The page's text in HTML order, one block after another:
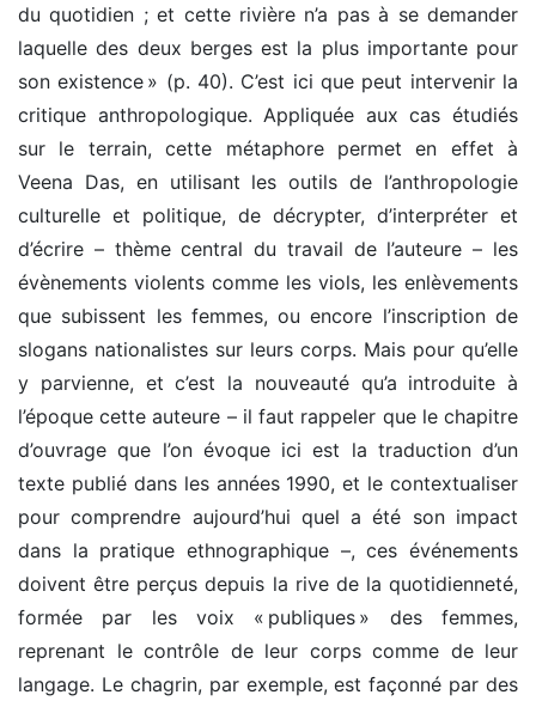
du quotidien ; et cette rivière n’a pas à se demander
laquelle des deux berges est la plus importante pour
son existence » (p. 40). C’est ici que peut intervenir la
critique anthropologique. Appliquée aux cas étudiés
sur le terrain, cette métaphore permet en effet à
Veena Das, en utilisant les outils de l’anthropologie
culturelle et politique, de décrypter, d’interpréter et
d’écrire – thème central du travail de l’auteure – les
évènements violents comme les viols, les enlèvements
que subissent les femmes, ou encore l’inscription de
slogans nationalistes sur leurs corps. Mais pour qu’elle
y parvienne, et c’est la nouveauté qu’a introduite à
l’époque cette auteure – il faut rappeler que le chapitre
d’ouvrage que l’on évoque ici est la traduction d’un
texte publié dans les années 1990, et le contextualiser
pour comprendre aujourd’hui quel a été son impact
dans la pratique ethnographique –, ces événements
doivent être perçus depuis la rive de la quotidienneté,
formée par les voix « publiques » des femmes,
reprenant le contrôle de leur corps comme de leur
langage. Le chagrin, par exemple, est façonné par des